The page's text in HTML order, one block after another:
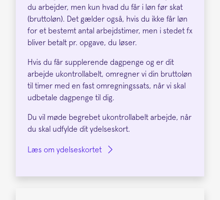
du arbejder, men kun hvad du får i løn før skat
(bruttoløn). Det gælder også, hvis du ikke får løn
for et bestemt antal arbejdstimer, men i stedet fx
bliver betalt pr. opgave, du løser.
Hvis du får supplerende dagpenge og er dit
arbejde ukontrollabelt, omregner vi din bruttoløn
til timer med en fast omregningssats, når vi skal
udbetale dagpenge til dig.
Du vil møde begrebet ukontrollabelt arbejde, når
du skal udfylde dit ydelseskort.
Læs om ydelseskortet